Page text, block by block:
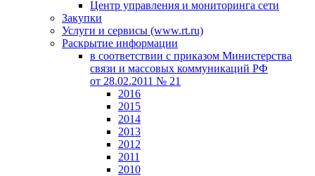
Центр управления и мониторинга сети
Закупки
Услуги и сервисы (www.rt.ru)
Раскрытие информации
в соответствии с приказом Министерства
связи и массовых коммуникаций РФ
от 28.02.2011 № 21
2016
2015
2014
2013
2012
2011
2010